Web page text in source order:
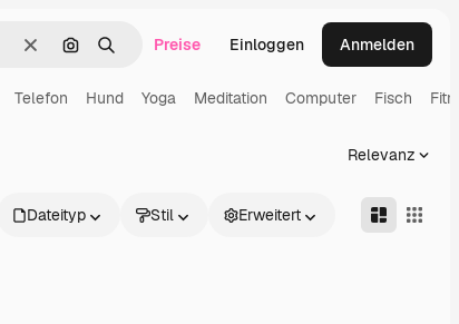
LöschenNach Bild suchen
SuchenPreise Einloggen Anmelden
Telefon Hund Yoga Meditation Computer Fisch
Relevanz
Dateityp Stil Erweitert